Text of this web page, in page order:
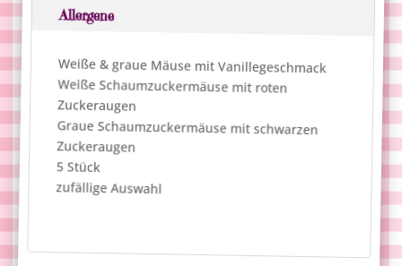
Allergene
Weiße & graue Mäuse mit Vanillegeschmack
Weiße Schaumzuckermäuse mit roten
Zuckeraugen
Graue Schaumzuckermäuse mit schwarzen
Zuckeraugen
5 Stück
zufällige Auswahl